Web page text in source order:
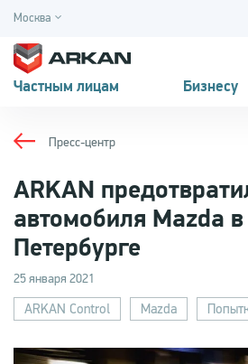
Москва
Частным лицам Бизнесу
Пресс-центр
ARKAN
автомобиля Mazda
Петербурге
25 января 2021
ARKAN Control Mazda